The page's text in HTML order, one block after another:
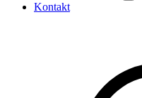
Kontakt